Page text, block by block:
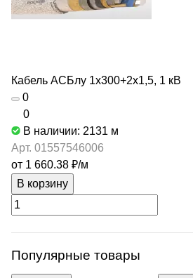
Кабель АСБлу 1х300+2х1,5, 1 кВ
0
0
В наличии: 2131 м
Арт. 01557546006
от 1 660.38 ₽/м
В корзину
Популярные товары